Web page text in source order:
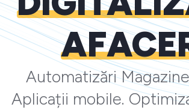
Automatizări
Aplicații mobile.